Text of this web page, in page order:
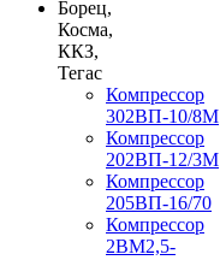
Борец,
Косма,
ККЗ,
Тегас
Компрессор
302ВП-10/8М
Компрессор
202ВП-12/3М
Компрессор
205ВП-16/70
Компрессор
2ВМ2,5-